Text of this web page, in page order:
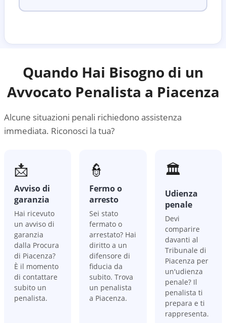
Quando Hai Bisogno di un
Avvocato Penalista a Piacenza
Alcune situazioni penali richiedono assistenza
immediata. Riconosci la tua?
📩
Avviso di
garanzia
Hai ricevuto
un avviso di
garanzia
dalla Procura
di Piacenza?
È il momento
di contattare
subito un
penalista.
👮
Fermo o
arresto
Sei stato
fermato o
arrestato? Hai
diritto a un
difensore di
fiducia da
subito. Trova
un penalista
a Piacenza.
🏛️
Udienza
penale
Devi
comparire
davanti al
Tribunale di
Piacenza per
un'udienza
penale? Il
penalista ti
prepara e ti
rappresenta.